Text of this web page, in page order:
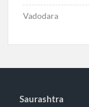
Vadodara
Saurashtra